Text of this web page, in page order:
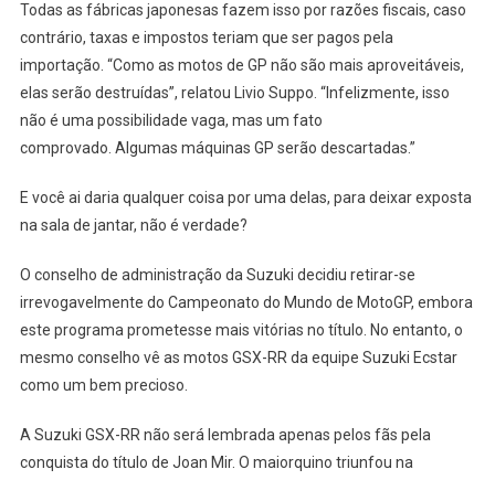
Todas as fábricas japonesas fazem isso por razões fiscais, caso
contrário, taxas e impostos teriam que ser pagos pela
importação. “Como as motos de GP não são mais aproveitáveis,
elas serão destruídas”, relatou Livio Suppo. “Infelizmente, isso
não é uma possibilidade vaga, mas um fato
comprovado. Algumas máquinas GP serão descartadas.”
E você ai daria qualquer coisa por uma delas, para deixar exposta
na sala de jantar, não é verdade?
O conselho de administração da Suzuki decidiu retirar-se
irrevogavelmente do Campeonato do Mundo de MotoGP, embora
este programa prometesse mais vitórias no título. No entanto, o
mesmo conselho vê as motos GSX-RR da equipe Suzuki Ecstar
como um bem precioso.
A Suzuki GSX-RR não será lembrada apenas pelos fãs pela
conquista do título de Joan Mir. O maiorquino triunfou na